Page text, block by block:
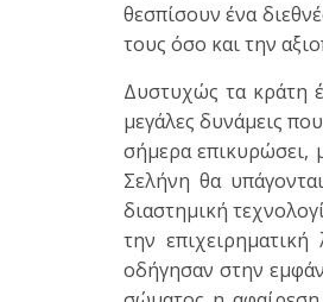
θεσπίσουν ένα
τους όσο και την
Δυστυχώς τα κράτη
μεγάλες δυνάμεις
σήμερα επικυρώσει,
Σελήνη θα
διαστημική
την
οδήγησαν στην